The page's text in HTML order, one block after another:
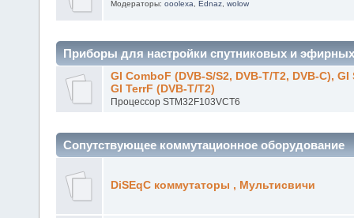
Приборы для настройки спутниковых и
GI ComboF (DVB-S/S2, DVB-T/T2, DVB-C), GI
Процессор STM32F103VCT6
Сопутствующее коммутационное оборудование